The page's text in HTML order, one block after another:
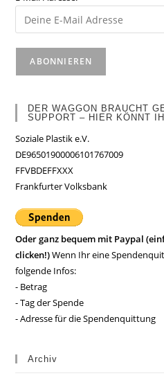
DER WAGGON BRAUCHT
SUPPORT – HIER KÖNNT
Soziale Plastik e.V.
DE96501900006101767009
FFVBDEFFXXX
Frankfurter Volksbank
Oder ganz bequem mit Paypal
clicken!)Wenn Ihr eine
folgende Infos:
- Betrag
- Tag der Spende
- Adresse für die Spendenquittung
Archiv